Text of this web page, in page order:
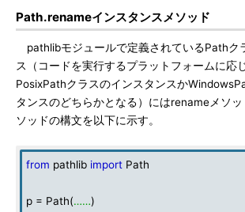
Path.renameインスタンスメソッド
pathlibモジュールで定義されているPathク
ス（コードを実行するプラットフォームに応
PosixPathクラスのインスタンスか
タンスのどちらかとなる）にはrenameメソ
ソッドの構文を以下に示す。
from pathlib import Path
p = Path(……)